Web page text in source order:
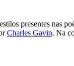
presentes nas
Charles Gavin. Na